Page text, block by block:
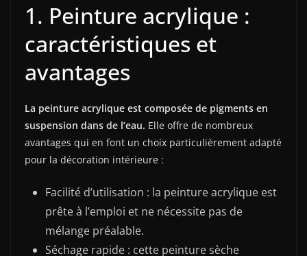
1. Peinture acrylique :
caractéristiques et
avantages
La peinture acrylique est composée de pigments en
suspension dans de l’eau. Elle offre de nombreux
avantages qui en font un choix particulièrement adapté
pour la décoration intérieure :
Facilité d’utilisation : la peinture acrylique est
prête à l’emploi et ne nécessite pas de
mélange préalable.
Séchage rapide : cette peinture sèche